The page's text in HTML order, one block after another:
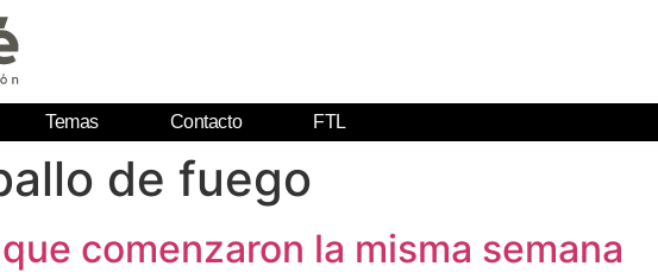
Temas Contacto FTL
de fuego
comenzaron la misma semana